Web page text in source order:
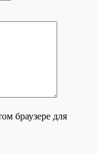
браузере для